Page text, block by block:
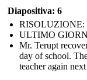
Diapositiva: 6
RISOLUZIONE:
ULTIMO
Mr. Terupt
day of school.
teacher again next